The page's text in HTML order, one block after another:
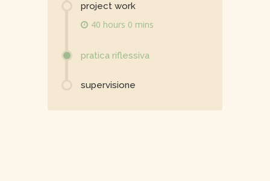
project work
40 hours 0 mins
pratica riflessiva
supervisione